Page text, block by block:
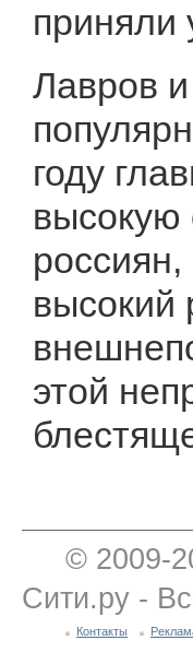
приняли
Лавров
году
высокую
высокий
этой
© 2009-
Сити.ру -
Контакты